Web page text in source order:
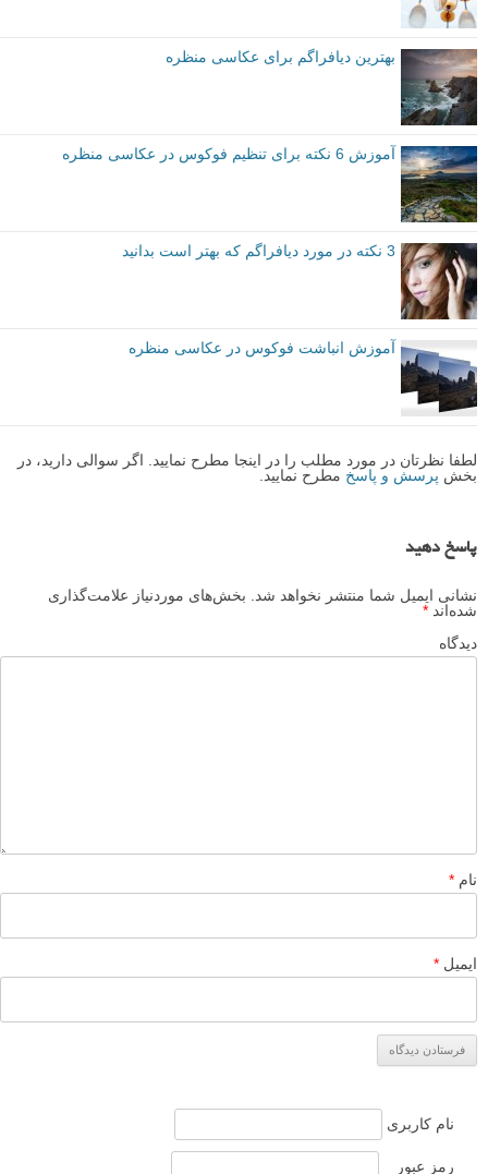
بهترین دیافراگم برای عکاسی منظره
آموزش 6 نکته برای تنظیم فوکوس در عکاسی منظره
3 نکته در مورد دیافراگم که بهتر است بدانید
آموزش انباشت فوکوس در عکاسی منظره
لطفا نظرتان در مورد مطلب را در اینجا مطرح نمایید. اگر سوالی دارید، در
بخش پرسش و پاسخ مطرح نمایید.
پاسخ دهید
نشانی ایمیل شما منتشر نخواهد شد.
بخش‌های موردنیاز علامت‌گذاری
شده‌اند *
دیدگاه
نام *
ایمیل *
نام کاربری
رمز عبور